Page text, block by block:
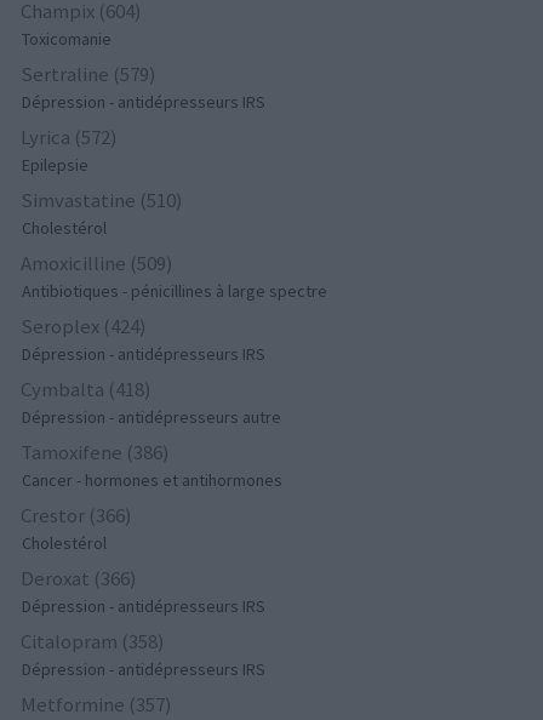
Champix (604)
Toxicomanie
Sertraline (579)
Dépression - antidépresseurs IRS
Lyrica (572)
Epilepsie
Simvastatine (510)
Cholestérol
Amoxicilline (509)
Antibiotiques - pénicillines à large spectre
Seroplex (424)
Dépression - antidépresseurs IRS
Cymbalta (418)
Dépression - antidépresseurs autre
Tamoxifene (386)
Cancer - hormones et antihormones
Crestor (366)
Cholestérol
Deroxat (366)
Dépression - antidépresseurs IRS
Citalopram (358)
Dépression - antidépresseurs IRS
Metformine (357)